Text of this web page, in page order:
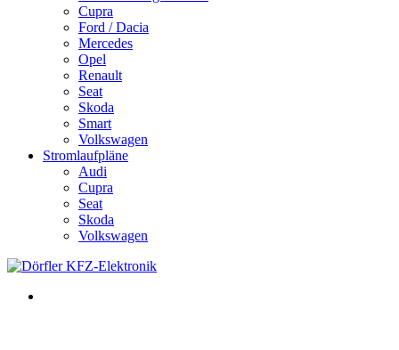
Cupra
Ford / Dacia
Mercedes
Opel
Renault
Seat
Skoda
Smart
Volkswagen
Stromlaufpläne
Audi
Cupra
Seat
Skoda
Volkswagen